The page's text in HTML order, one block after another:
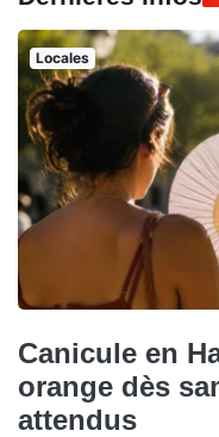
Locales
Canicule en
orange dès
attendus